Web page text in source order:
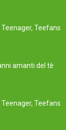
Teefans
amanti del tè
Teefans